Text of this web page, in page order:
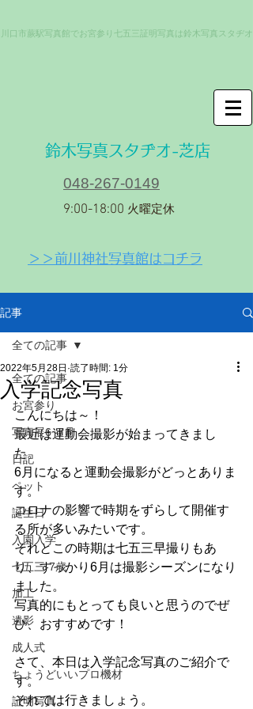
川口市蕨駅写真館でお宮参り七五三証明写真は鈴木写真スタヂオ
​鈴木写真スタヂオ-芝店
048-267-0149
9:00-18:00 火曜定休
＞＞前川神社写真館はコチラ
記事
全ての記事
お宮参り
写真展6~7月
日記
ペット
誕生日
入園入学
七五三-7歳
加工
遺影
成人式
ちょうどいいプロ機材
証明写真
全ての記事
入学記念写真
2022年5月28日 読了時間: 1分
こんにちは～！
最近は運動会撮影が始まってきまし
た。
6月になると運動会撮影がどっとありま
す。
コロナの影響で時期をずらして開催す
る所が多いみたいです。
それとこの時期は七五三早撮りもあ
り、すっかり6月は撮影シーズンになり
ました。
写真的にもとっても良いと思うのでぜ
ひ、おすすめです！
さて、本日は入学記念写真のご紹介で
す。
それでは行きましょう。